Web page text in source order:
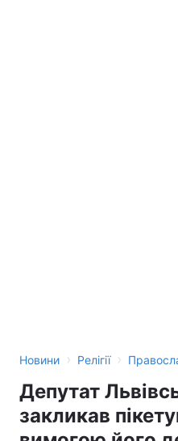
Новини › Релігії ›
Депутат
закликав